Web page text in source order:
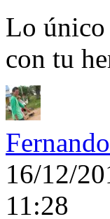
Lo único
con tu
16/12/
11:28